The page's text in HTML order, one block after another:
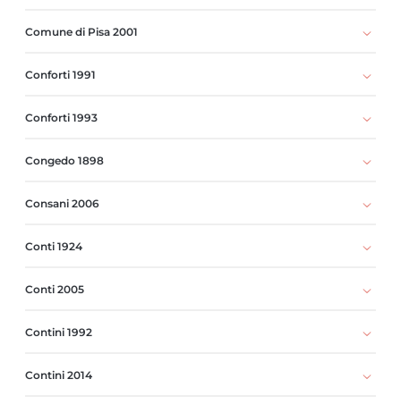
Comune di Pisa 2001
Conforti 1991
Conforti 1993
Congedo 1898
Consani 2006
Conti 1924
Conti 2005
Contini 1992
Contini 2014